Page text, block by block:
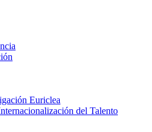
Euriclea
del Talento